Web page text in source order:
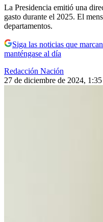
La Presidencia emitió una
gasto durante el 2025. El
departamentos.
Siga las noticias que
manténgase al día
Redacción Nación
27 de diciembre de 2024,